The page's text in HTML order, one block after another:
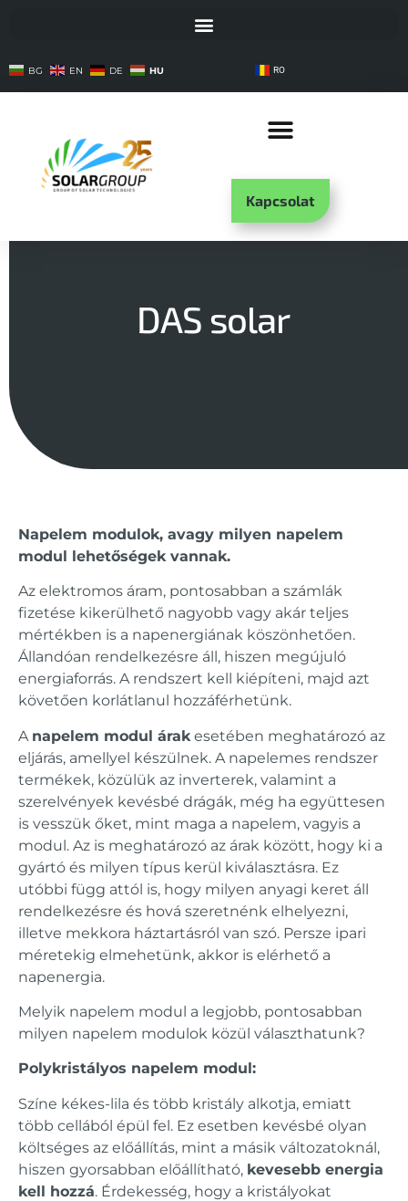
BG EN DE HU RO
Kapcsolat
DAS solar
Napelem modulok, avagy milyen napelem
modul lehetőségek vannak.
Az elektromos áram, pontosabban a számlák
fizetése kikerülhető nagyobb vagy akár teljes
mértékben is a napenergiának köszönhetően.
Állandóan rendelkezésre áll, hiszen megújuló
energiaforrás. A rendszert kell kiépíteni, majd azt
követően korlátlanul hozzáférhetünk.
A napelem modul árak esetében meghatározó az
eljárás, amellyel készülnek. A napelemes rendszer
termékek, közülük az inverterek, valamint a
szerelvények kevésbé drágák, még ha együttesen
is vesszük őket, mint maga a napelem, vagyis a
modul. Az is meghatározó az árak között, hogy ki a
gyártó és milyen típus kerül kiválasztásra. Ez
utóbbi függ attól is, hogy milyen anyagi keret áll
rendelkezésre és hová szeretnénk elhelyezni,
illetve mekkora háztartásról van szó. Persze ipari
méretekig elmehetünk, akkor is elérhető a
napenergia.
Melyik napelem modul a legjobb, pontosabban
milyen napelem modulok közül választhatunk?
Polykristályos napelem modul:
Színe kékes-lila és több kristály alkotja, emiatt
több cellából épül fel. Ez esetben kevésbé olyan
költséges az előállítás, mint a másik változatoknál,
hiszen gyorsabban előállítható, kevesebb energia
kell hozzá. Érdekesség, hogy a kristályokat